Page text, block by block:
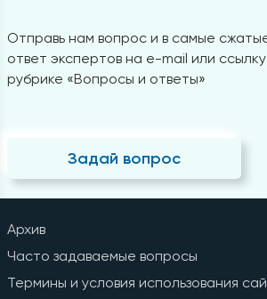
Отправь нам вопрос и в самые
ответ экспертов на e-mail или
рубрике «Вопросы и ответы»
Задай вопрос
Архив
Часто задаваемые вопросы
Термины и условия использования